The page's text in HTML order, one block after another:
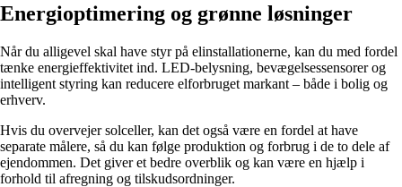
Energioptimering og grønne løsninger
Når du alligevel skal have styr på elinstallationerne, kan du med fordel
tænke energieffektivitet ind. LED-belysning, bevægelsessensorer og
intelligent styring kan reducere elforbruget markant – både i bolig og
erhverv.
Hvis du overvejer solceller, kan det også være en fordel at have
separate målere, så du kan følge produktion og forbrug i de to dele af
ejendommen. Det giver et bedre overblik og kan være en hjælp i
forhold til afregning og tilskudsordninger.